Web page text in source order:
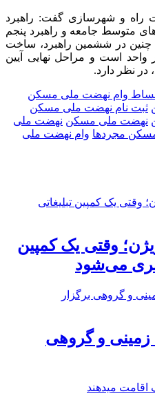
راه و شهرسازی گفت: راهبرد
متوسط جامعه و راهبرد پنجم
در ششمین راهبرد، ساخت
ای را که ۳۰۰ هزار واحد است و مراحل نهایی آیین
در نظر دارد.
وام نهضت ملی مسکن
ثبت نام نهضت ملی مسکن
نهضت ملی مسکن نهضت ملی
مجردها وام نهضت ملی
وقتی یک کمپین
می‌شود
زمینی و گروهی